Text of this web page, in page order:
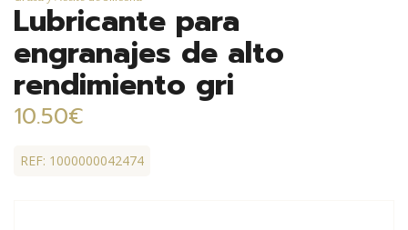
Lubricante para
engranajes de alto
rendimiento gri
10.50€
REF: 1000000042474